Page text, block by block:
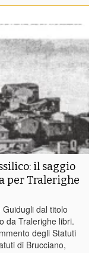
il saggio
per Tralerighe
dal titolo
da Tralerighe libri.
degli Statuti
di Brucciano,